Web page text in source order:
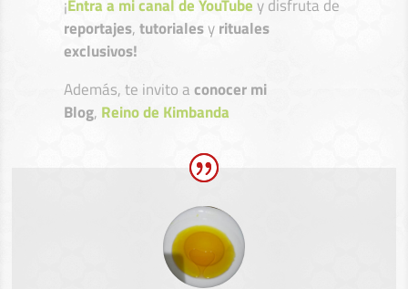
¡Entra a mi canal de YouTubey disfruta de
reportajes,tutorialesyrituales
exclusivos!
Además, te invito aconocer mi
Blog, Reino de Kimbanda